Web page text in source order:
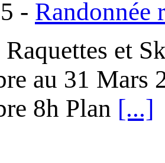
- Randonnée
Raquettes et
au 31 Mars
8h Plan [...]